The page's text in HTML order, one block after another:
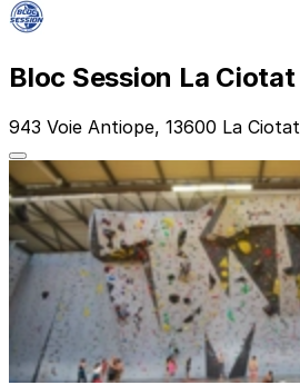
Bloc Session La Ciotat
943 Voie Antiope, 13600 La Ciotat